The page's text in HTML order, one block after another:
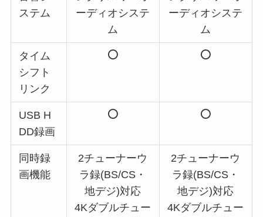
ステム
ーディオシステ
ム
ーディオシステ
ム
タイム
シフト
リンク
USB H
DD録画
同時録
画機能
2チューナーウ
ラ録(BS/CS・
地デジ)対応
4Kダブルチュー
2チューナーウ
ラ録(BS/CS・
地デジ)対応
4Kダブルチュー